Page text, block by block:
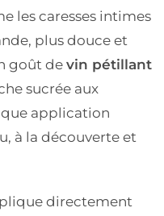
les caresses intimes
plus douce et
goût de vin pétillant
sucrée aux
application
à la découverte et
directement